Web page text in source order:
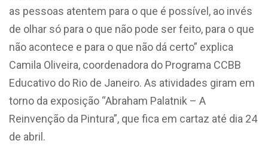
as pessoas atentem para o que é possível, ao invés
de olhar só para o que não pode ser feito, para o que
não acontece e para o que não dá certo” explica
Camila Oliveira, coordenadora do Programa CCBB
Educativo do Rio de Janeiro. As atividades giram em
torno da exposição “Abraham Palatnik – A
Reinvenção da Pintura”, que fica em cartaz até dia 24
de abril.